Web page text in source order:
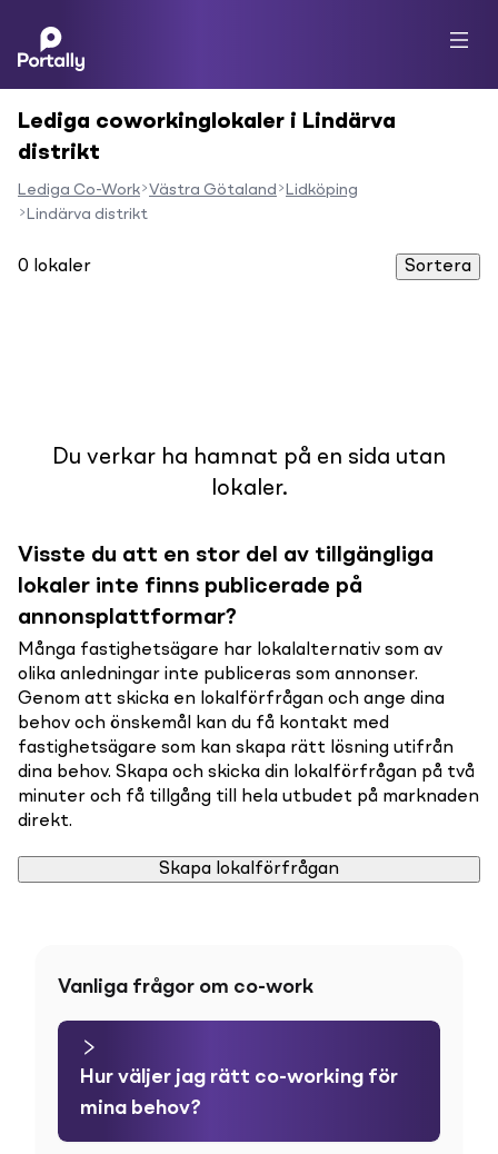
Lediga coworkinglokaler i Lindärva
distrikt
Lediga Co-Work Västra Götaland
Lidköping
Lindärva distrikt
0 lokaler Sortera
Du verkar ha hamnat på en sida utan
lokaler.
Visste du att en stor del av tillgängliga
lokaler inte finns publicerade på
annonsplattformar?
Många fastighetsägare har lokalalternativ som av
olika anledningar inte publiceras som annonser.
Genom att skicka en lokalförfrågan och ange dina
behov och önskemål kan du få kontakt med
fastighetsägare som kan skapa rätt lösning utifrån
dina behov. Skapa och skicka din lokalförfrågan på två
minuter och få tillgång till hela utbudet på marknaden
direkt.
Skapa lokalförfrågan
Vanliga frågor om co-work
Hur väljer jag rätt co-working för
mina behov?